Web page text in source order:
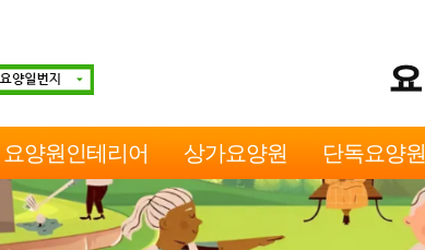
요양원인테리어 상가요양원 단독요양원